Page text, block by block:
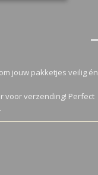
jouw pakketjes veilig én
voor verzending! Perfect